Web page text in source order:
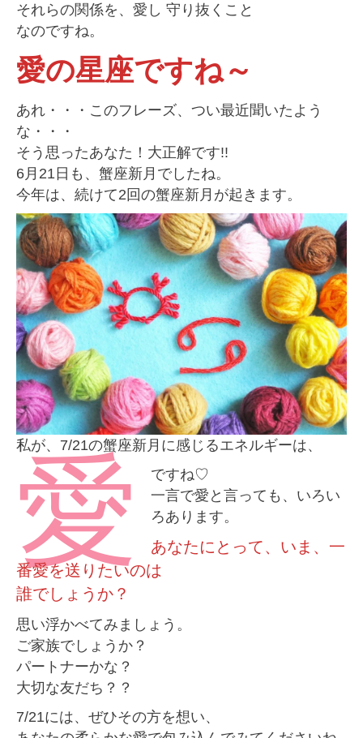
それらの関係を、 愛し 守り抜くこと
なのですね。
愛の星座ですね～
あれ・・・このフレーズ、つい最近聞いたよう
な・・・
そう思ったあなた！大正解です!!
6月21日も、蟹座新月でしたね。
今年は、続けて2回の蟹座新月が起きます。
私が、7/21の蟹座新月に感じるエネルギーは、
愛
ですね♡
一言で愛と言っても、いろい
ろあります。
あなたにとって、いま、一
番愛を送りたいのは
誰でしょうか？
思い浮かべてみましょう。
ご家族でしょうか？
パートナーかな？
大切な友だち？？
7/21には、ぜひその方を想い、